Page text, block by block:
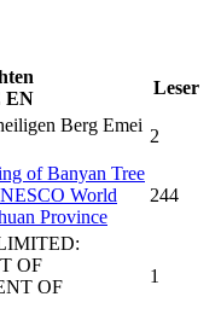
EN
Leser
Berg Emei
2
ofBanyan Tree
World
Province
244
OF
OF
1